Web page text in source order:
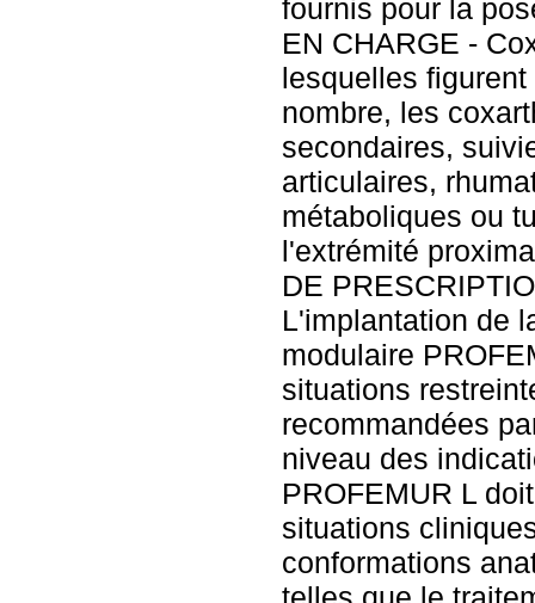
fournis pour la
EN CHARGE -
lesquelles
nombre, les
secondaires,
articulaires,
métaboliques ou
l'extrémité
DE
L'implantation de
modulaire
situations
recommandées
niveau des
PROFEMUR L
situations
conformations